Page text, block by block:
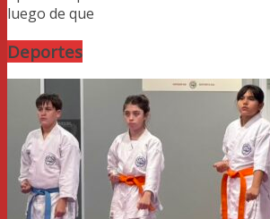
luego de que
Deportes